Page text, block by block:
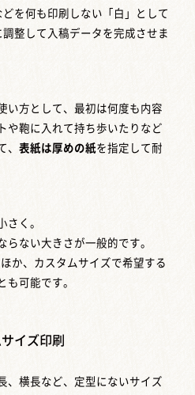
を何も印刷しない「白」として
整して入稿データを完成させま
い方として、最初は何度も内容
や鞄に入れて持ち歩いたりなど
、表紙は厚めの紙を指定して耐
さく。
らない大きさが一般的です。
か、カスタムサイズで希望する
も可能です。
イズ印刷
、横長など、定型にないサイズ